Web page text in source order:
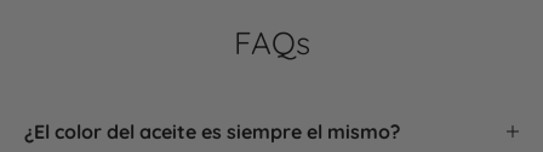
FAQs
¿El color del aceite es siempre el mismo?